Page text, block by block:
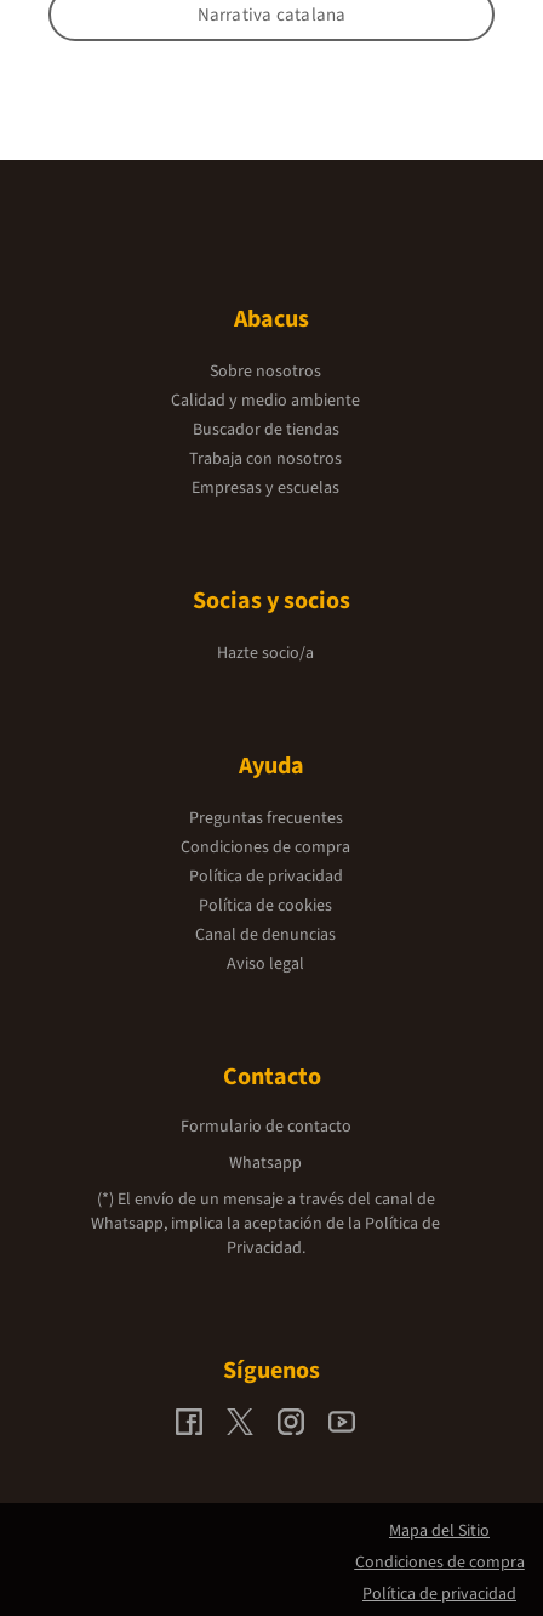
Narrativa catalana
Abacus
Sobre nosotros
Calidad y medio ambiente
Buscador de tiendas
Trabaja con nosotros
Empresas y escuelas
Socias y socios
Hazte socio/a
Ayuda
Preguntas frecuentes
Condiciones de compra
Política de privacidad
Política de cookies
Canal de denuncias
Aviso legal
Contacto
Formulario de contacto
Whatsapp
(*) El envío de un mensaje a través del canal de
Whatsapp, implica la aceptación de la Política de
Privacidad.
Síguenos
Mapa del Sitio
Condiciones de compra
Política de privacidad